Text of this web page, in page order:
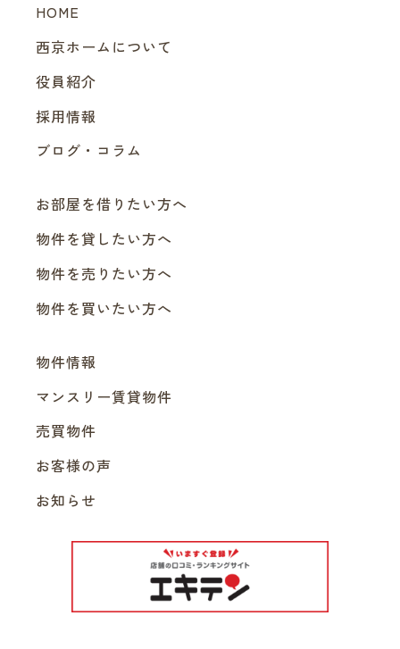
HOME
西京ホームについて
役員紹介
採用情報
ブログ・コラム
お部屋を借りたい方へ
物件を貸したい方へ
物件を売りたい方へ
物件を買いたい方へ
物件情報
マンスリー賃貸物件
売買物件
お客様の声
お知らせ